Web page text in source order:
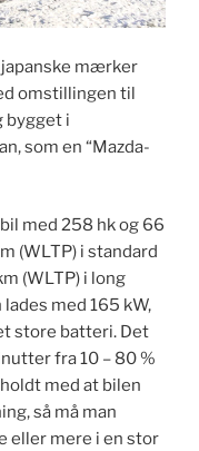
japanske mærker
omstillingen til
bygget i
som en “Mazda-
med 258 hk og 66
(WLTP) i standard
(WLTP) i long
med 165 kW,
store batteri. Det
fra 10 – 80 %
med at bilen
så må man
eller mere i en stor